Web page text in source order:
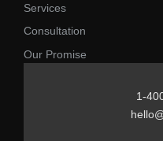
Services
Consultation
Our Promise
1-